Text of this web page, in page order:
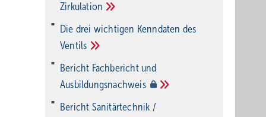
Zirkulation
Die drei wichtigen Kenndaten des
Ventils
Bericht Fachbericht und
Ausbildungsnachweis
Bericht Sanitärtechnik /